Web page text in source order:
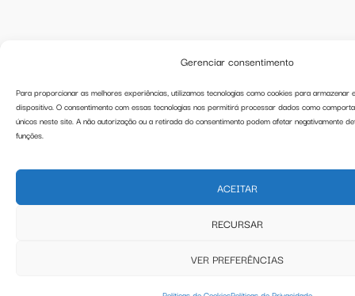
Gerenciar consentimento
Para proporcionar as melhores experiências, utilizamos tecnologias como cookies para armazenar
dispositivo. O consentimento com essas tecnologias nos permitirá processar dados como
únicos neste site. A não autorização ou a retirada do consentimento podem afetar negativamente
funções.
ACEITAR
RECURSAR
VER PREFERÊNCIAS